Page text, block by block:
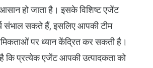
हो जाता है। इसके विशिष्ट एजेंट
संभाल सकते हैं, इसलिए आपकी टीम
पर ध्यान केंद्रित कर सकती है।
है कि प्रत्येक एजेंट आपकी उत्पादकता को